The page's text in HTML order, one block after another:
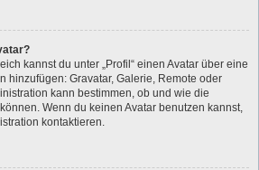
kannst du unter „Profil“ einen Avatar über eine
hinzufügen: Gravatar, Galerie, Remote oder
kann bestimmen, ob und wie die
Wenn du keinen Avatar benutzen kannst,
kontaktieren.